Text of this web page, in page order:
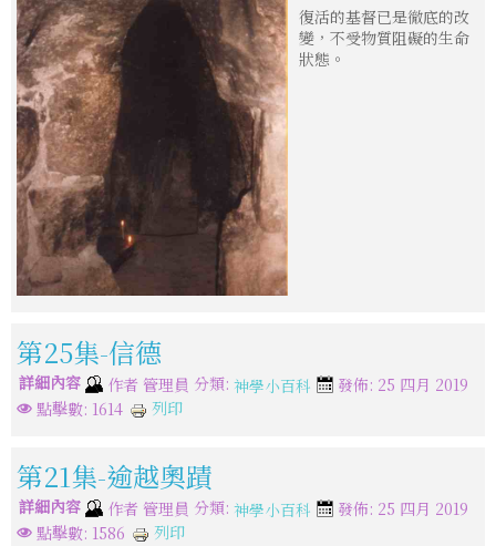
復活的基督已是徹底的改
變，不受物質阻礙的生命
狀態。
第25集-信德
詳細內容 作者 管理員 分類: 神學小百科
發佈: 25 四月 2019
點擊數: 1614
列印
第21集-逾越奧蹟
詳細內容 作者 管理員 分類: 神學小百科
發佈: 25 四月 2019
點擊數: 1586
列印